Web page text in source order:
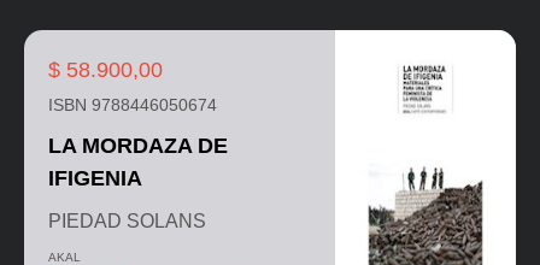
$ 58.900,00
ISBN 9788446050674
LA MORDAZA DE
IFIGENIA
PIEDAD SOLANS
AKAL